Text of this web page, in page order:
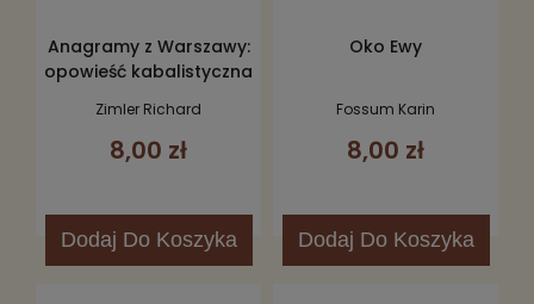
Anagramy z Warszawy:
opowieść kabalistyczna
Zimler Richard
8,00 zł
Dodaj Do Koszyka
Oko Ewy
Fossum Karin
8,00 zł
Dodaj Do Koszyka